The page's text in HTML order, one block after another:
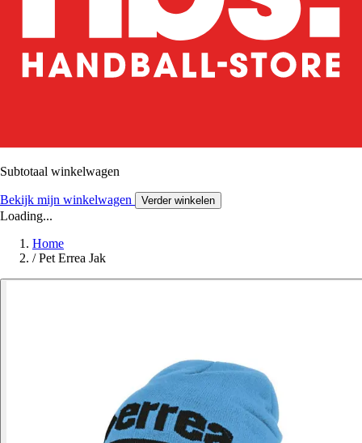
Subtotaal winkelwagen
Bekijk mijn winkelwagen Verder winkelen
Loading...
Home
/ Pet Errea Jak